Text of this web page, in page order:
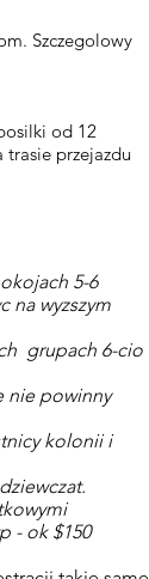
Szczegolowy
od 12
trasie przejazdu
5-6
na wyzszym
grupach 6-cio
nie powinny
kolonii i
- ok $150